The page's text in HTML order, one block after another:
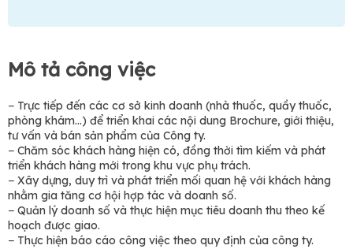
Mô tả công việc
− Trực tiếp đến các cơ sở kinh doanh (nhà thuốc, quầy thuốc,
phòng khám…) để triển khai các nội dung Brochure, giới thiệu,
tư vấn và bán sản phẩm của Công ty.
− Chăm sóc khách hàng hiện có, đồng thời tìm kiếm và phát
triển khách hàng mới trong khu vực phụ trách.
− Xây dựng, duy trì và phát triển mối quan hệ với khách hàng
nhằm gia tăng cơ hội hợp tác và doanh số.
− Quản lý doanh số và thực hiện mục tiêu doanh thu theo kế
hoạch được giao.
− Thực hiện báo cáo công việc theo quy định của công ty.